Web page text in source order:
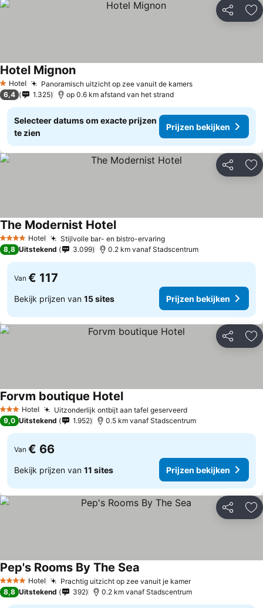
Delen
1 Sterren
Hotel Panoramisch uitzicht op zee vanuit de kamers
Hotel Mignon
6,4 1.325 op 0.6 km afstand van het strand
Selecteer datums om exacte prijzen
te zien
Prijzen bekijken
Delen
4 SterrenHotel Stijlvolle bar- en bistro-ervaring
The Modernist Hotel
8,8 Uitstekend 3.099 0.2 km vanaf Stadscentrum
Van € 117
Bekijk prijzen van 15 sites Prijzen bekijken
Delen
3 SterrenHotel Uitzonderlijk ontbijt aan tafel geserveerd
Forvm boutique Hotel
9,0 Uitstekend 1.952 0.5 km vanaf Stadscentrum
Van € 66
Bekijk prijzen van 11 sites Prijzen bekijken
Delen
4 SterrenHotel Prachtig uitzicht op zee vanuit je kamer
Pep's Rooms By The Sea
8,8 Uitstekend 392 0.2 km vanaf Stadscentrum